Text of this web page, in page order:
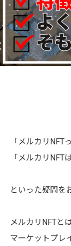
「メルカリNFT
「メルカリNFT
といった疑問を
メルカリNFTと
マーケットプレ